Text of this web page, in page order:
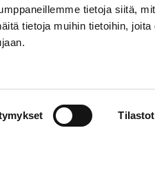
tietoja siitä,
tietoja muihin tietoihin,
Tilastot